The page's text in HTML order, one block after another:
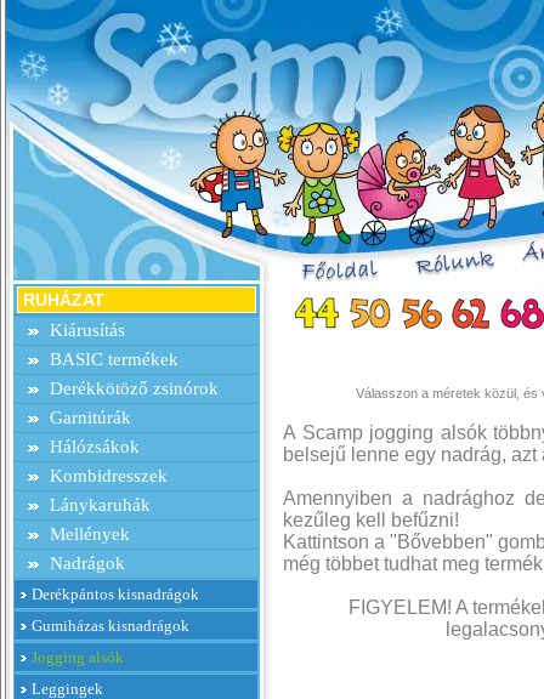
RUHÁZAT
Kiárusítás
BASIC termékek
Derékkötöző zsinórok
Garnitúrák
Hálózsákok
Kombidresszek
Lánykaruhák
Mellények
Nadrágok
Derékpántos kisnadrágok
Gumiházas kisnadrágok
Jogging alsók
Leggingek
Válasszon a méretek közül, és
A Scamp jogging alsók
belsejű lenne egy nadrág,
Amennyiben a nadrághoz
kezűleg kell befűzni!
Kattintson a "Bővebben"
még többet tudhat meg
FIGYELEM! A